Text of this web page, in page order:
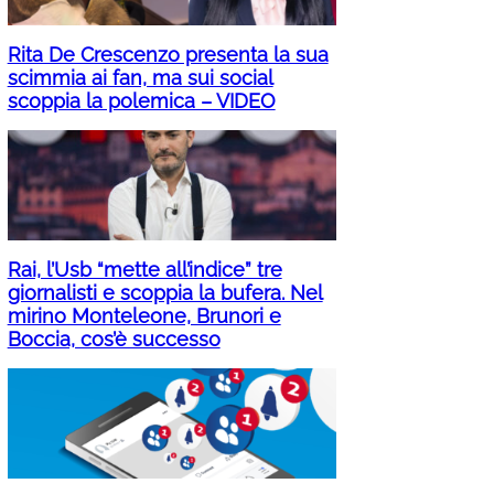
Rita De Crescenzo presenta la sua
scimmia ai fan, ma sui social
scoppia la polemica – VIDEO
Rai, l’Usb “mette all’indice” tre
giornalisti e scoppia la bufera. Nel
mirino Monteleone, Brunori e
Boccia, cos’è successo